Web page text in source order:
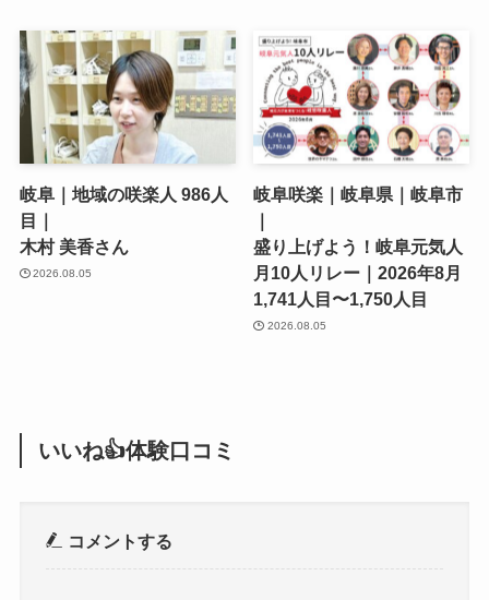
岐阜｜地域の咲楽人 986人
目｜
木村 美香さん
2026.08.05
岐阜咲楽｜岐阜県｜岐阜市
｜
盛り上げよう！岐阜元気人
月10人リレー｜2026年8月
1,741人目〜1,750人目
2026.08.05
いいね👍体験口コミ
コメントする